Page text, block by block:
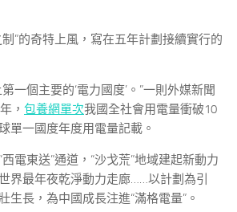
”的奇特上風，寫在五年計劃接續實行的
一個主要的‘電力國度’。”一則外媒新聞
， 包養網單次我國全社會用電量衝破10
單一國度年度用電量記載。
電東送”通道，“沙戈荒”地域建起新動力
界最年夜乾淨動力走廊……以計劃為引
生長，為中國成長注進“滿格電量”。